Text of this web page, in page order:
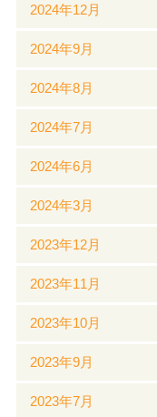
2024年12月
2024年9月
2024年8月
2024年7月
2024年6月
2024年3月
2023年12月
2023年11月
2023年10月
2023年9月
2023年7月